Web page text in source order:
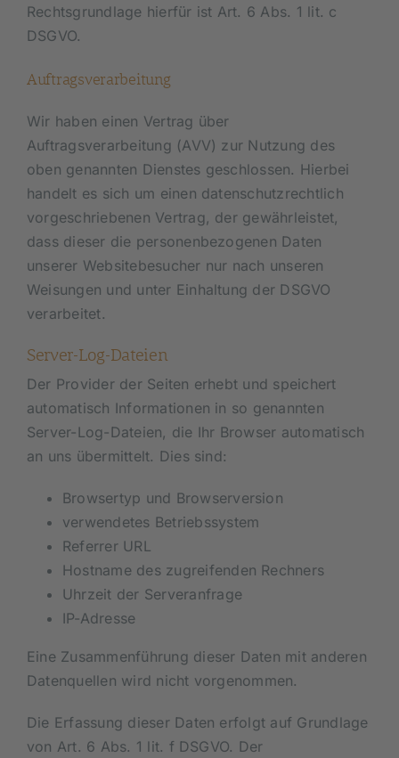
Rechtsgrundlage hierfür ist Art. 6 Abs. 1 lit. c
DSGVO.
Auftragsverarbeitung
Wir haben einen Vertrag über
Auftragsverarbeitung (AVV) zur Nutzung des
oben genannten Dienstes geschlossen. Hierbei
handelt es sich um einen datenschutzrechtlich
vorgeschriebenen Vertrag, der gewährleistet,
dass dieser die personenbezogenen Daten
unserer Websitebesucher nur nach unseren
Weisungen und unter Einhaltung der DSGVO
verarbeitet.
Server-Log-Dateien
Der Provider der Seiten erhebt und speichert
automatisch Informationen in so genannten
Server-Log-Dateien, die Ihr Browser automatisch
an uns übermittelt. Dies sind:
Browsertyp und Browserversion
verwendetes Betriebssystem
Referrer URL
Hostname des zugreifenden Rechners
Uhrzeit der Serveranfrage
IP-Adresse
Eine Zusammenführung dieser Daten mit anderen
Datenquellen wird nicht vorgenommen.
Die Erfassung dieser Daten erfolgt auf Grundlage
von Art. 6 Abs. 1 lit. f DSGVO. Der